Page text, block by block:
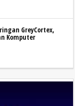
GreyCortex,
Komputer